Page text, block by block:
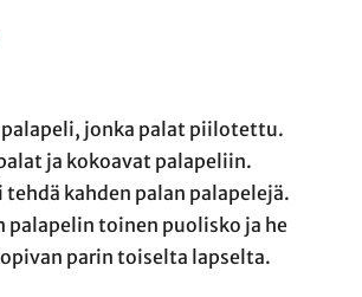
jonka palat piilotettu.
ja kokoavat palapeliin.
kahden palan palapelejä.
palapelin toinen puolisko ja he
parin toiselta lapselta.